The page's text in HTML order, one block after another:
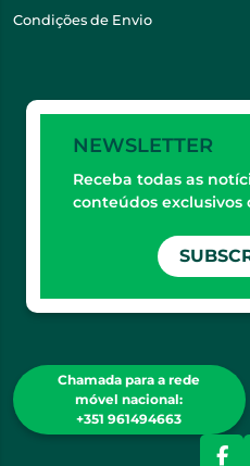
Condições de Envio
NEWSLETTER
Receba todas as
conteúdos exclusivos
Chamada para a rede
móvel nacional:
+351 961494663